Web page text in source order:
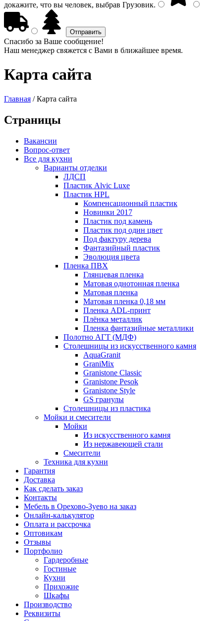
докажите, что вы человек, выбрав Грузовик.
Спасибо за Ваше сообщение!
Наш менеджер свяжется с Вами в ближайшее время.
Карта сайта
Главная /Карта сайта
Страницы
Вакансии
Вопрос-ответ
Все для кухни
Варианты отделки
ЛДСП
Пластик Alvic Luxe
Пластик HPL
Компенсационный пластик
Новинки 2017
Пластик под камень
Пластик под один цвет
Под фактуру дерева
Фантазийный пластик
Эволюция цвета
Пленка ПВХ
Глянцевая пленка
Матовая однотонная пленка
Матовая пленка
Матовая пленка 0,18 мм
Пленка ADL-принт
Плёнка металлик
Пленка фантазийные металлики
Полотно АГТ (МДФ)
Столешницы из искусственного камня
AquaGranit
GraniMix
Granistone Classic
Granistone Pesok
Granistone Style
GS гранулы
Столешницы из пластика
Мойки и смесители
Мойки
Из искусственного камня
Из нержавеющей стали
Смесители
Техника для кухни
Гарантия
Доставка
Как сделать заказ
Контакты
Мебель в Орехово-Зуево на заказ
Онлайн-калькулятор
Оплата и рассрочка
Оптовикам
Отзывы
Портфолио
Гардеробные
Гостиные
Кухни
Прихожие
Шкафы
Производство
Реквизиты